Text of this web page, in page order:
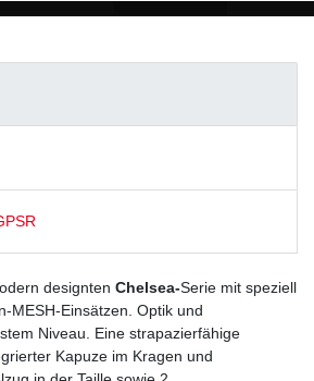
designten Chelsea-Serie mit speziell
MESH-Einsätzen. Optik und
Niveau. Eine strapazierfähige
Kapuze im Kragen und